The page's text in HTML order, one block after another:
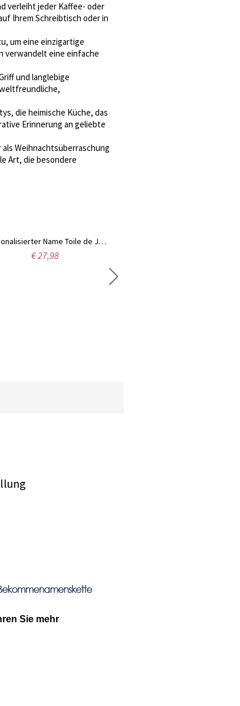
verleiht jeder Kaffee- oder
Ihrem Schreibtisch oder in
um eine einzigartige
verwandelt eine einfache
und langlebige
die heimische Küche, das
Erinnerung an geliebte
Weihnachtsüberraschung
Art, die besondere
Personalisierter Name Toile de Jouy Halloween Geist Kürbis Fledermaus Tasse, 11oz Zweifarbige Keramik Kaffee Tee Tasse, Halloween Geschenk für Kinder/Familie/Freunde
€ 27,98
Sie mehr